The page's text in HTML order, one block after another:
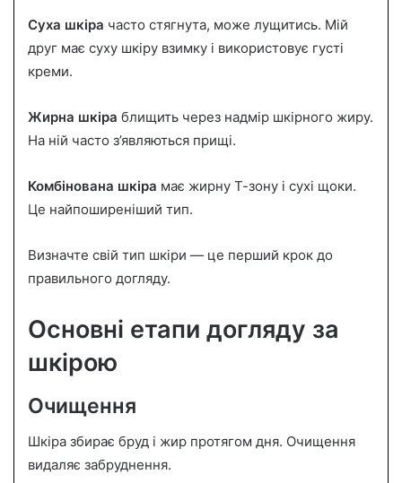
Суха шкіра часто стягнута, може лущитись. Мій
друг має суху шкіру взимку і використовує густі
креми.
Жирна шкіра блищить через надмір шкірного жиру.
На ній часто з’являються прищі.
Комбінована шкіра має жирну Т-зону і сухі щоки.
Це найпоширеніший тип.
Визначте свій тип шкіри — це перший крок до
правильного догляду.
Основні етапи догляду за
шкірою
Очищення
Шкіра збирає бруд і жир протягом дня. Очищення
видаляє забруднення.